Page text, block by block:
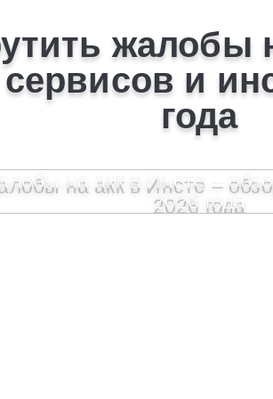
жалобы
и
года